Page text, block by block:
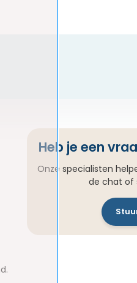
Heb je een
Onze specialisten
de chat of